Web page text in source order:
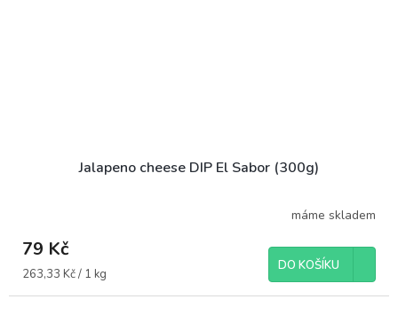
Jalapeno cheese DIP El Sabor (300g)
máme skladem
79 Kč
Měrná
263,33 Kč / 1 kg
DO KOŠÍKU